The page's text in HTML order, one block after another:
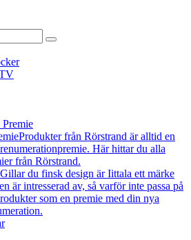
Premie
Produkter från Rörstrand är alltid en
Här hittar du alla
från Rörstrand.
Gillar du finsk design är Iittala ett märke
är intresserad av, så varför inte passa på
som en premie med din nya